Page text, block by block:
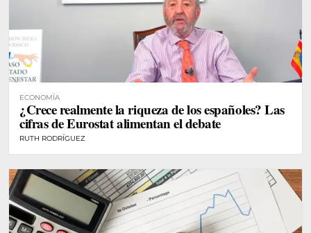
ECONOMÍA
¿Crece realmente la riqueza de los españoles? Las
cifras de Eurostat alimentan el debate
RUTH RODRÍGUEZ